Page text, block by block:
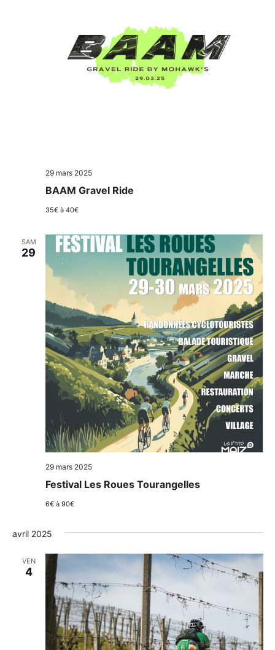
BAAM Gravel Ride
29 mars 2025
35€ à 40€
SAM
29
Festival Les Roues Tourangelles
29 mars 2025
6€ à 90€
avril 2025
VEN
4